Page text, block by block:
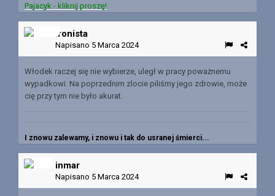
Pajacyk - kliknij proszę!
Ironista
Napisano 5 Marca 2024
Włodek raczej się nie wybierze, uległ w pracy poważnemu
wypadkowi. Na poprzednim zlocie piliśmy jego zdrowie, może
cię przy tym nie było akurat.
I znowu zalewamy, i znowu i tak do usranej śmierci...
inmar
Napisano 5 Marca 2024